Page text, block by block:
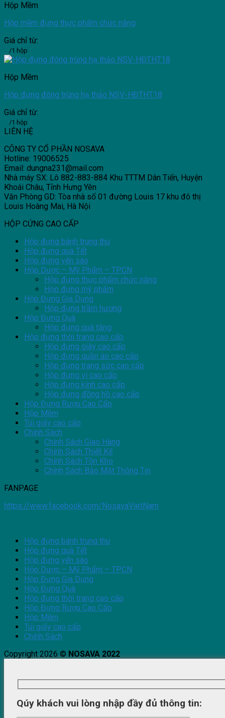
Hộp Mềm
Hộp mềm đựng thực phẩm chức năng
Giá chỉ từ:
/1 hộp
Hộp Mềm
Hộp đựng đông trùng hạ thảo NSV-HĐTHT18
Giá chỉ từ:
/1 hộp
LIÊN HỆ
CÔNG TY CỔ PHẦN NOSAVA
Hotline: 19006525
Email: dungna231@mail.com
Nhà máy SX: Lô 882-883-884 Khu TTTM Dân Tiến, Huyện
Khoái Châu, Tỉnh Hưng Yên
Văn Phòng GD: Tòa nhà số 01 đường Louis 17 khu đô thị
Louis Hoàng Mai, Hà Nội
HỘP CỨNG CAO CẤP
Hộp đựng bánh trung thu
Hộp đựng quà Tết
Hộp đựng yến sào
Hộp Dược – Mỹ Phẩm – TPCN
Hộp đựng thực phẩm chức năng
Hộp đựng mỹ phẩm
Hộp Đựng Gia Dụng
Hộp đựng trầm hương
Hộp Đựng Quà
Hộp đựng quà tặng
Hộp đựng thời trang cao cấp
Hộp đựng giày cao cấp
Hộp đựng quần áo cao cấp
Hộp đựng trang sức cao cấp
Hộp đựng ví cao cấp
Hộp đựng kính cao cấp
Hộp đựng đồng hồ cao cấp
Hộp Đựng Rượu Cao Cấp
Hộp Mềm
Túi giấy cao cấp
Chính Sách
Chính Sách Giao Hàng
Chính Sách Thiết Kế
Chính Sách Tồn Kho
Chính Sách Bảo Mật Thông Tin
FANPAGE
https://www.facebook.com/NosavaVietNam
Hộp đựng bánh trung thu
Hộp đựng quà Tết
Hộp đựng yến sào
Hộp Dược – Mỹ Phẩm – TPCN
Hộp Đựng Gia Dụng
Hộp Đựng Quà
Hộp đựng thời trang cao cấp
Hộp Đựng Rượu Cao Cấp
Hộp Mềm
Túi giấy cao cấp
Chính Sách
Copyright 2026 ©NOSAVA 2022
Qúy khách vui lòng nhập đầy đủ thông tin: